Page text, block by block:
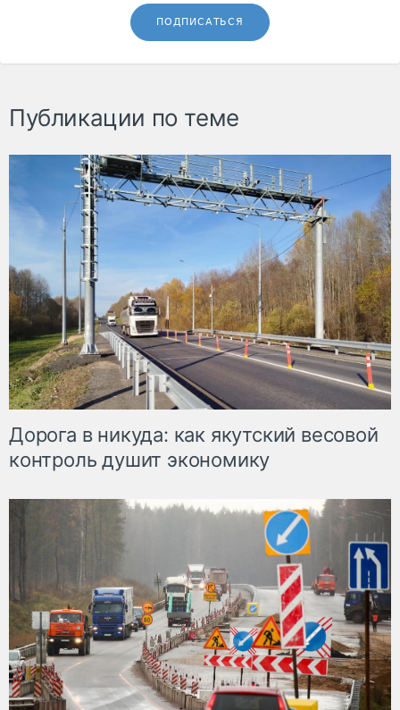
ПОДПИСАТЬСЯ
Публикации по теме
Дорога в никуда: как якутский весовой
контроль душит экономику